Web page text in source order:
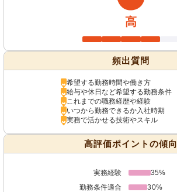
高
頻出質問
希望する勤務時間や働き方
給与や休日など希望する勤務条件
これまでの職務経歴や経験
いつから勤務できるか入社時期
実務で活かせる技術やスキル
高評価ポイントの傾向
実務経験
35%
勤務条件適合
30%